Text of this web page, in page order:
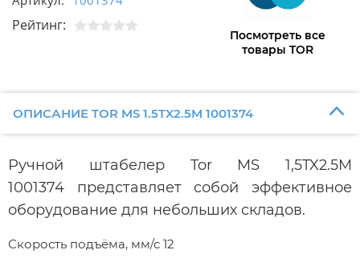
Рейтинг:
Посмотреть все
товары TOR
ОПИСАНИЕ TOR MS 1.5TX2.5M 1001374
Ручной штабелер Tor MS 1,5TX2.5M
1001374 представляет собой эффективное
оборудование для небольших складов.
Скорость подъёма, мм/с 12